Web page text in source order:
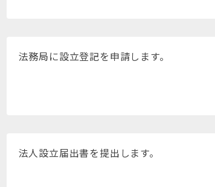
法務局に設立登記を申請します。
法人設立届出書を提出します。